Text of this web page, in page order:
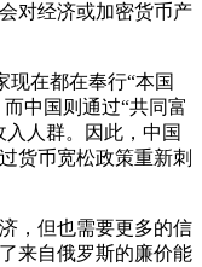
对经济或加密货币产
现在都在奉行“本国
中国则通过“共同富
人群。因此，中国
货币宽松政策重新刺
，但也需要更多的信
来自俄罗斯的廉价能